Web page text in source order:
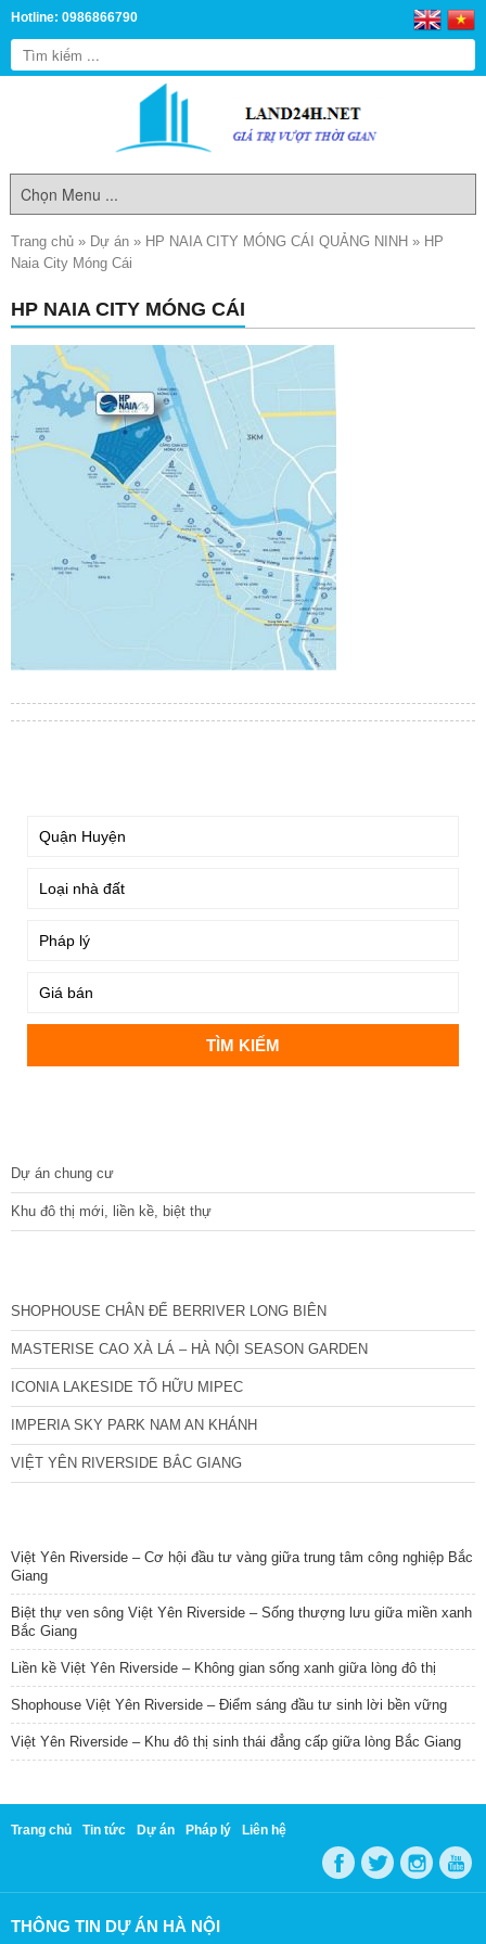
Hotline: 0986866790
Trang chủ » Dự án » HP NAIA CITY MÓNG CÁI QUẢNG NINH » HP
Naia City Móng Cái
HP NAIA CITY MÓNG CÁI
Dự án chung cư
Khu đô thị mới, liền kề, biệt thự
SHOPHOUSE CHÂN ĐẾ BERRIVER LONG BIÊN
MASTERISE CAO XÀ LÁ – HÀ NỘI SEASON GARDEN
ICONIA LAKESIDE TỐ HỮU MIPEC
IMPERIA SKY PARK NAM AN KHÁNH
VIỆT YÊN RIVERSIDE BẮC GIANG
Việt Yên Riverside – Cơ hội đầu tư vàng giữa trung tâm công nghiệp Bắc
Giang
Biệt thự ven sông Việt Yên Riverside – Sống thượng lưu giữa miền xanh
Bắc Giang
Liền kề Việt Yên Riverside – Không gian sống xanh giữa lòng đô thị
Shophouse Việt Yên Riverside – Điểm sáng đầu tư sinh lời bền vững
Việt Yên Riverside – Khu đô thị sinh thái đẳng cấp giữa lòng Bắc Giang
Trang chủ Tin tức Dự án Pháp lý Liên hệ
THÔNG TIN DỰ ÁN HÀ NỘI